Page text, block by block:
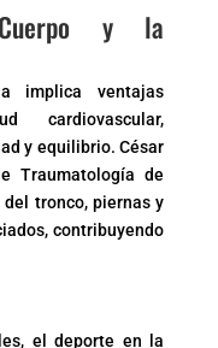
y la
implica ventajas
cardiovascular,
y equilibrio. César
Traumatología de
tronco, piernas y
contribuyendo
el deporte en la